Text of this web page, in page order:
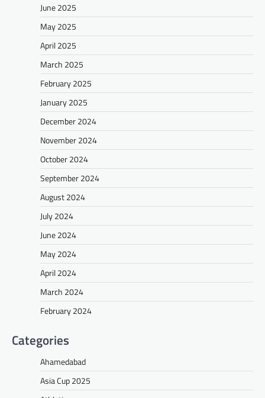
June 2025
May 2025
April 2025
March 2025
February 2025
January 2025
December 2024
November 2024
October 2024
September 2024
August 2024
July 2024
June 2024
May 2024
April 2024
March 2024
February 2024
Categories
Ahamedabad
Asia Cup 2025